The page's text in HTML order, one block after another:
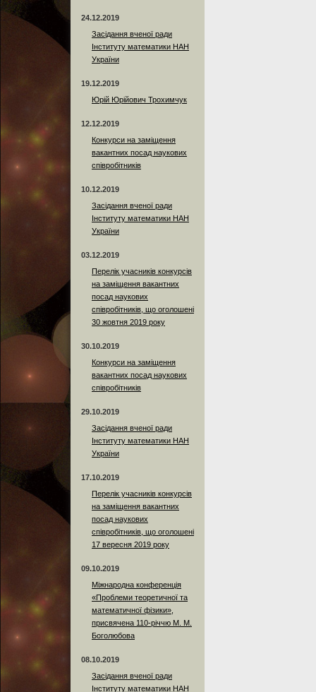
24.12.2019
Засідання вченої ради
Інституту математики НАН
України
19.12.2019
Юрій Юрійович Трохимчук
12.12.2019
Конкурси на заміщення
вакантних посад наукових
співробітників
10.12.2019
Засідання вченої ради
Інституту математики НАН
України
03.12.2019
Перелік учасників конкурсів
на заміщення вакантних
посад наукових
співробітників, що оголошені
30 жовтня 2019 року
30.10.2019
Конкурси на заміщення
вакантних посад наукових
співробітників
29.10.2019
Засідання вченої ради
Інституту математики НАН
України
17.10.2019
Перелік учасників конкурсів
на заміщення вакантних
посад наукових
співробітників, що оголошені
17 вересня 2019 року
09.10.2019
Міжнародна конференція
«Проблеми теоретичної та
математичної фізики»,
присвячена 110-річчю М. М.
Боголюбова
08.10.2019
Засідання вченої ради
Інституту математики НАН